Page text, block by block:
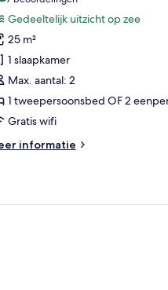
beoordelingen)
Gedeeltelijk uitzicht op zee
25 m²
1 slaapkamer
Max. aantal: 2
1 tweepersoonsbed OF 2
Gratis wifi
informatie